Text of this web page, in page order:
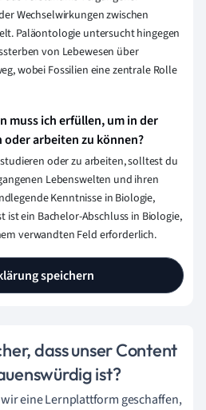
Wechselwirkungen zwischen
Paläontologie untersucht hingegen
von Lebewesen über
wobei Fossilien eine zentrale Rolle
muss ich erfüllen, um in der
arbeiten zu können?
oder zu arbeiten, solltest du
Lebenswelten und ihren
Kenntnisse in Biologie,
ist ein Bachelor-Abschluss in Biologie,
verwandten Feld erforderlich.
speichern
dass unser Content
ist?
eine Lernplattform geschaffen,